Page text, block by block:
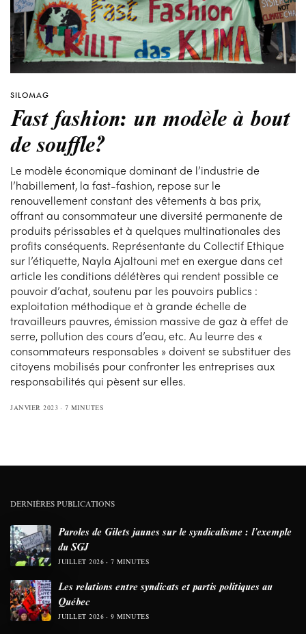
SILOMAG
Fast fashion: un modèle à bout
de souffle?
Le modèle économique dominant de l’industrie de
l’habillement, la fast-fashion, repose sur le
renouvellement constant des vêtements à bas prix,
offrant au consommateur une diversité permanente de
produits périssables et à quelques multinationales des
profits conséquents. Représentante du Collectif Ethique
sur l’étiquette, Nayla Ajaltouni met en exergue dans cet
article les conditions délétères qui rendent possible ce
pouvoir d’achat, soutenu par les pouvoirs publics :
exploitation méthodique et à grande échelle de
travailleurs pauvres, émission massive de gaz à effet de
serre, pollution des cours d’eau, etc. Au leurre des «
consommateurs responsables » doivent se substituer des
citoyens mobilisés pour confronter les entreprises aux
responsabilités qui pèsent sur elles.
JANVIER 2023 7 MINUTES
DERNIÈRES PUBLICATIONS
Paroles de Gilets jaunes sur le syndicalisme : l’exemple
du SGJ
JUILLET 2026 7 MINUTES
Les relations entre syndicats et partis politiques au
Québec
JUILLET 2026 9 MINUTES